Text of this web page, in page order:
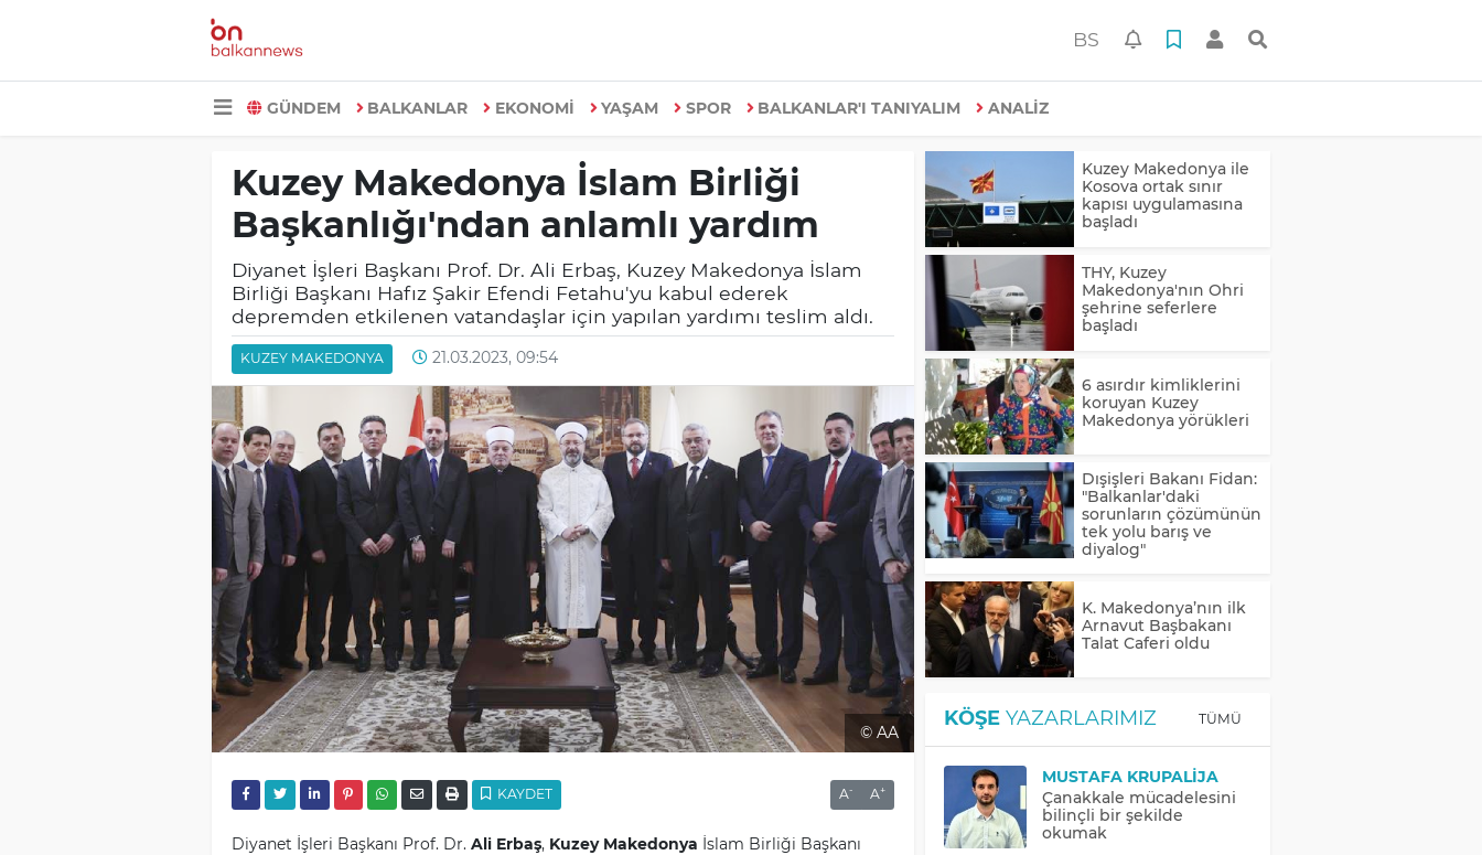
BS
GÜNDEM BALKANLAR EKONOMİ YAŞAM SPOR BALKANLAR'I TANIYALIM ANALİZ
Kuzey Makedonya İslam Birliği
Başkanlığı'ndan anlamlı yardım
Diyanet İşleri Başkanı Prof. Dr. Ali Erbaş, Kuzey Makedonya İslam
Birliği Başkanı Hafız Şakir Efendi Fetahu'yu kabul ederek
depremden etkilenen vatandaşlar için yapılan yardımı teslim aldı.
KUZEY MAKEDONYA 21.03.2023, 09:54
© AA
KAYDET A- A+
Diyanet İşleri Başkanı Prof. Dr. Ali Erbaş, Kuzey Makedonya İslam Birliği Başkanı
Kuzey Makedonya ile
Kosova ortak sınır
kapısı uygulamasına
başladı
THY, Kuzey
Makedonya'nın Ohri
şehrine seferlere
başladı
6 asırdır kimliklerini
koruyan Kuzey
Makedonya yörükleri
Dışişleri Bakanı Fidan:
"Balkanlar'daki
sorunların çözümünün
tek yolu barış ve
diyalog"
K. Makedonya’nın ilk
Arnavut Başbakanı
Talat Caferi oldu
KÖŞE YAZARLARIMIZ TÜMÜ
MUSTAFA KRUPALIJA
Çanakkale mücadelesini
bilinçli bir şekilde
okumak